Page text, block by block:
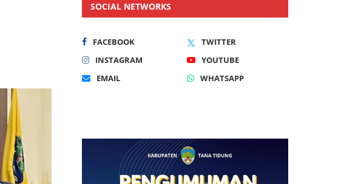
SOCIAL NETWORKS
FACEBOOK
TWITTER
INSTAGRAM
YOUTUBE
EMAIL
WHATSAPP